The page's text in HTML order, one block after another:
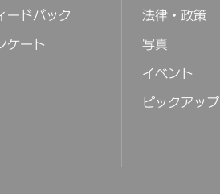
ードバック
ケート
法律・政策
写真
イベント
ピックアップ